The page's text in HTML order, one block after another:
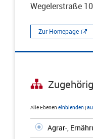
Wegelerstraße
Zur Homepage
Alle Ebenen einblenden |
Agrar-,